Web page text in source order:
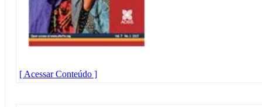
[ Acessar Conteúdo ]